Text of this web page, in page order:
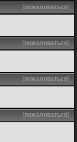
[пожаловаться]
[пожаловаться]
[пожаловаться]
[пожаловаться]